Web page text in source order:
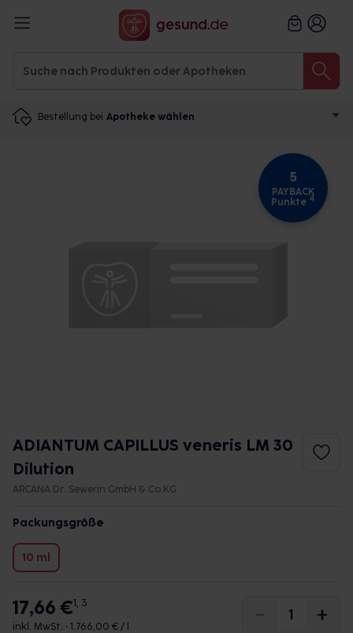
Bestellung bei Apotheke wählen
5
PAYBACK
Punkte 4
ADIANTUM CAPILLUS veneris LM 30
Dilution
ARCANA Dr. Sewerin GmbH & Co.KG
Packungsgröße
10 ml
17,66 €1, 3
inkl. MwSt. • 1.766,00 € / l